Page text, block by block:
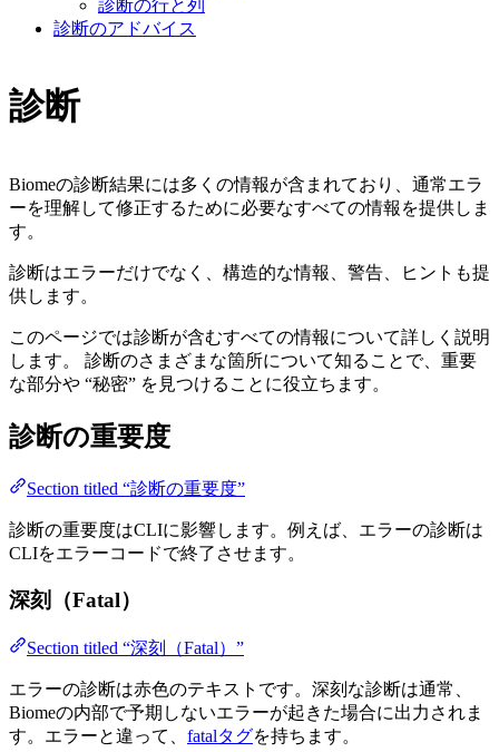
診断の行と列
診断のアドバイス
診断
Biomeの診断結果には多くの情報が含まれており、通常エラ
ーを理解して修正するために必要なすべての情報を提供しま
す。
診断はエラーだけでなく、構造的な情報、警告、ヒントも提
供します。
このページでは診断が含むすべての情報について詳しく説明
します。 診断のさまざまな箇所について知ることで、重要
な部分や “秘密” を見つけることに役立ちます。
診断の重要度
Section titled “診断の重要度”
診断の重要度はCLIに影響します。例えば、エラーの診断は
CLIをエラーコードで終了させます。
深刻（Fatal）
Section titled “深刻（Fatal）”
エラーの診断は赤色のテキストです。深刻な診断は通常、
Biomeの内部で予期しないエラーが起きた場合に出力されま
す。エラーと違って、 fatalタグを持ちます。